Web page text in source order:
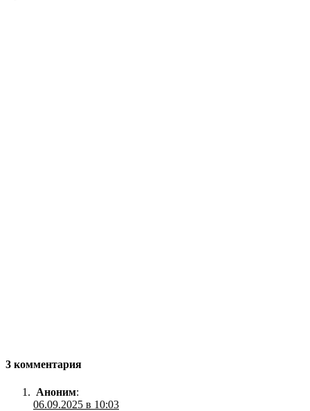
3 комментария
Аноним:
06.09.2025 в 10:03